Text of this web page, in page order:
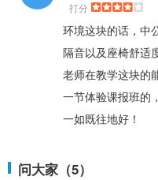
打分
环境这块的话，中
隔音以及座椅舒适
老师在教学这块的
一节体验课报班的
一如既往地好！
问大家（5）